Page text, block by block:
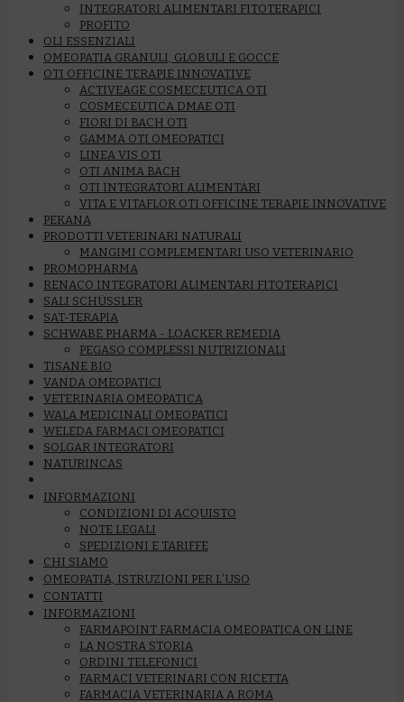
INTEGRATORI ALIMENTARI FITOTERAPICI
PROFITO
OLI ESSENZIALI
OMEOPATIA GRANULI, GLOBULI E GOCCE
OTI OFFICINE TERAPIE INNOVATIVE
ACTIVEAGE COSMECEUTICA OTI
COSMECEUTICA DMAE OTI
FIORI DI BACH OTI
GAMMA OTI OMEOPATICI
LINEA VIS OTI
OTI ANIMA BACH
OTI INTEGRATORI ALIMENTARI
VITA E VITAFLOR OTI OFFICINE TERAPIE INNOVATIVE
PEKANA
PRODOTTI VETERINARI NATURALI
MANGIMI COMPLEMENTARI USO VETERINARIO
PROMOPHARMA
RENACO INTEGRATORI ALIMENTARI FITOTERAPICI
SALI SCHÜSSLER
SAT-TERAPIA
SCHWABE PHARMA - LOACKER REMEDIA
PEGASO COMPLESSI NUTRIZIONALI
TISANE BIO
VANDA OMEOPATICI
VETERINARIA OMEOPATICA
WALA MEDICINALI OMEOPATICI
WELEDA FARMACI OMEOPATICI
SOLGAR INTEGRATORI
NATURINCAS
INFORMAZIONI
CONDIZIONI DI ACQUISTO
NOTE LEGALI
SPEDIZIONI E TARIFFE
CHI SIAMO
OMEOPATIA, ISTRUZIONI PER L’USO
CONTATTI
INFORMAZIONI
FARMAPOINT FARMACIA OMEOPATICA ON LINE
LA NOSTRA STORIA
ORDINI TELEFONICI
FARMACI VETERINARI CON RICETTA
FARMACIA VETERINARIA A ROMA